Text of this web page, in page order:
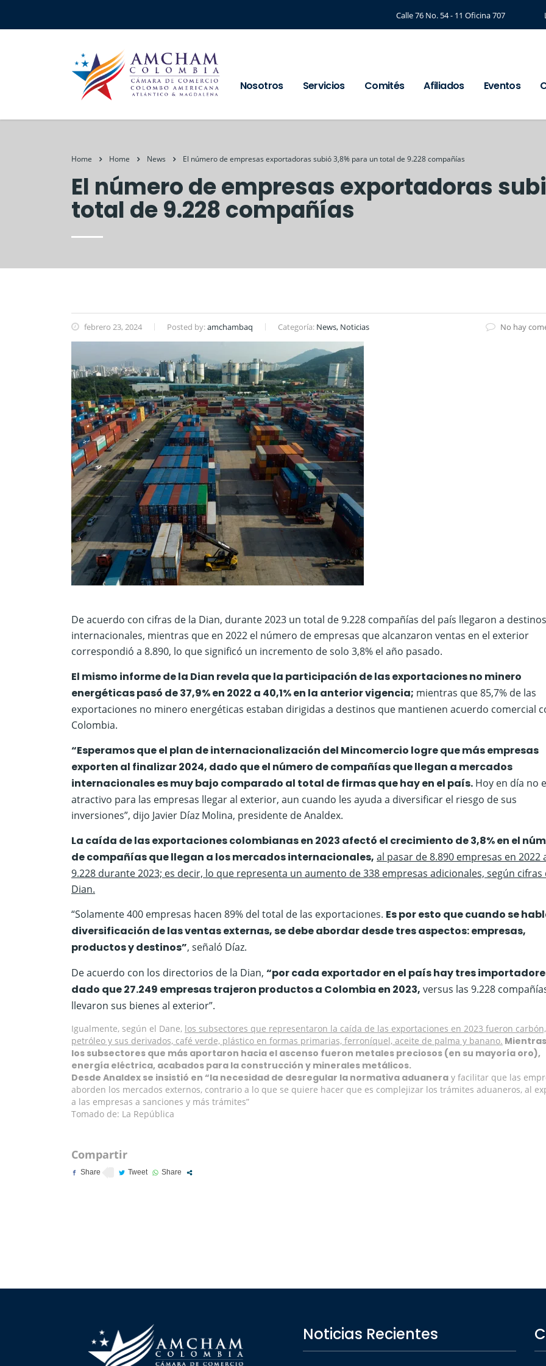
Calle 76 No. 54 - 11 Oficina 707
Nosotros Servicios Comités Afiliados Eventos
Home Home News El número de empresas exportadoras subió 3,8% para un total de 9.228 compañías
El número de empresas exportadoras
total de 9.228 compañías
febrero 23, 2024 Posted by:amchambaq Categoría: News, Noticias No hay
De acuerdo con cifras de la Dian, durante 2023 un total de 9.228 compañías del país llegaron a destinos
internacionales, mientras que en 2022 el número de empresas que alcanzaron ventas en el exterior
correspondió a 8.890, lo que significó un incremento de solo 3,8% el año pasado.
El mismo informe de la Dian revela que la participación de las exportaciones no minero
energéticas pasó de 37,9% en 2022 a 40,1% en la anterior vigencia; mientras que 85,7% de las
exportaciones no minero energéticas estaban dirigidas a destinos que mantienen acuerdo comercial
Colombia.
“Esperamos que el plan de internacionalización del Mincomercio logre que más empresas
exporten al finalizar 2024, dado que el número de compañías que llegan a mercados
internacionales es muy bajo comparado al total de firmas que hay en el país. Hoy en día no
atractivo para las empresas llegar al exterior, aun cuando les ayuda a diversificar el riesgo de sus
inversiones”, dijo Javier Díaz Molina, presidente de Analdex.
La caída de las exportaciones colombianas en 2023 afectó el crecimiento de 3,8% en el
de compañías que llegan a los mercados internacionales, al pasar de 8.890 empresas en 2022
9.228 durante 2023; es decir, lo que representa un aumento de 338 empresas adicionales, según cifras
Dian.
“Solamente 400 empresas hacen 89% del total de las exportaciones. Es por esto que cuando se
diversificación de las ventas externas, se debe abordar desde tres aspectos: empresas,
productos y destinos”, señaló Díaz.
De acuerdo con los directorios de la Dian, “por cada exportador en el país hay tres
dado que 27.249 empresas trajeron productos a Colombia en 2023, versus las 9.228
llevaron sus bienes al exterior”.
Igualmente, según el Dane, los subsectores que representaron la caída de las exportaciones en 2023 fueron carbón,
petróleo y sus derivados, café verde, plástico en formas primarias, ferroníquel, aceite de palma y banano.
los subsectores que más aportaron hacia el ascenso fueron metales preciosos (en su mayoría oro),
energía eléctrica, acabados para la construcción y minerales metálicos.
Desde Analdex se insistió en “la necesidad de desregular la normativa aduanera y facilitar que las
aborden los mercados externos, contrario a lo que se quiere hacer que es complejizar los trámites aduaneros, al
a las empresas a sanciones y más trámites”
Tomado de: La República
Compartir
Noticias Recientes